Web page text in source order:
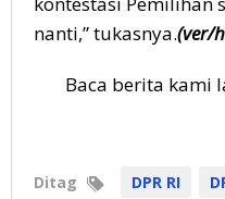
nanti,” tukasnya.(ver/
Baca berita kami
Ditag DPR RI